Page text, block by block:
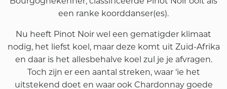
een ranke koorddanser(es).
Nu heeft Pinot Noir wel een gematigder klimaat
nodig, het liefst koel, maar deze komt uit Zuid-Afrika
en daar is het allesbehalve koel zul je je afvragen.
Toch zijn er een aantal streken, waar ‘ie het
uitstekend doet en waar ook Chardonnay goede